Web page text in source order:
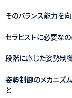
そのバランス能力を
セラピストに必要な
段階に応じた姿勢制
姿勢制御のメカニズ
と